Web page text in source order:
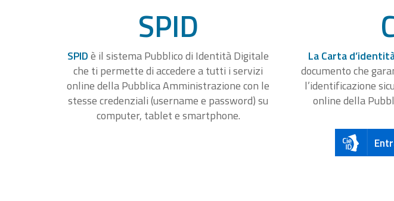
SPID
SPIDè il sistema Pubblico di Identità Digitale
che ti permette di accedere a tutti i servizi
online della Pubblica Amministrazione con le
stesse credenziali (username e password) su
computer, tablet e smartphone.
La Carta
documento che
l’identificazione
online della